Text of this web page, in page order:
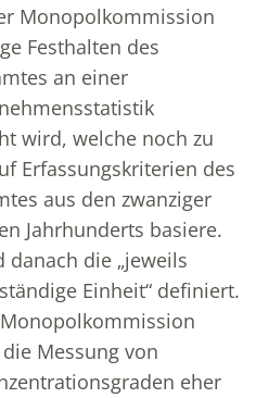
Monopolkommission
Festhalten des
an einer
wird, welche noch zu
Erfassungskriterien des
aus den zwanziger
Jahrhunderts basiere.
die „jeweils
Einheit“ definiert.
Messung von
eher